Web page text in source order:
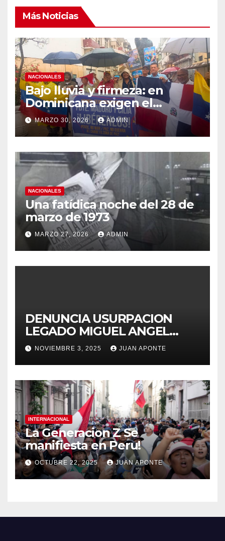
Más Noticias
NACIONALES
Bajo lluvia y firmeza: en
Dominicana exigen el
retorno de la Pareja
Presidencial de Venezuela
MARZO 30, 2026 ADMIN
NACIONALES
Una fatídica noche del 28 de
marzo de 1973
MARZO 27, 2026 ADMIN
DENUNCIA USURPACION
LEGADO MIGUEL ANGEL
APONTE VIGUERA
NOVIEMBRE 3, 2025 JUAN APONTE
INTERNACIONAL
La Generacion Z Se
manifiesta en Peru!
OCTUBRE 22, 2025 JUAN APONTE